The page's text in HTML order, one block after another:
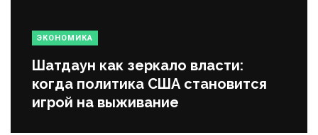
ЭКОНОМИКА
Шатдаун как зеркало власти:
когда политика США становится
игрой на выживание